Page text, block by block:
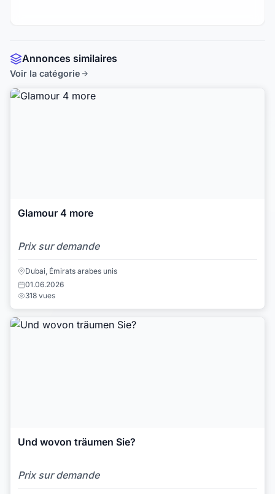
Annonces similaires
Voir la catégorie
Glamour 4 more
Prix sur demande
Dubai, Émirats arabes unis
01.06.2026
318 vues
Und wovon träumen Sie?
Prix sur demande